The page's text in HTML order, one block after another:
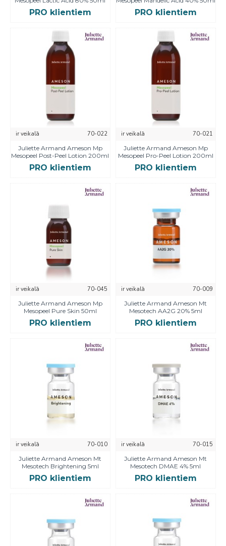
PRO klientiem PRO klientiem
ir veikalā
70-022
Juliette Armand Ameson Mp
Mesopeel Post-Peel Lotion 200ml
PRO klientiem
ir veikalā
70-021
Juliette Armand Ameson Mp
Mesopeel Pro-Peel Lotion 200ml
PRO klientiem
ir veikalā
70-045
Juliette Armand Ameson Mp
Mesopeel Pure Skin 50ml
PRO klientiem
ir veikalā
70-009
Juliette Armand Ameson Mt
Mesotech AA2G 20% 5ml
PRO klientiem
ir veikalā
70-010
Juliette Armand Ameson Mt
Mesotech Brightening 5ml
PRO klientiem
ir veikalā
70-015
Juliette Armand Ameson Mt
Mesotech DMAE 4% 5ml
PRO klientiem